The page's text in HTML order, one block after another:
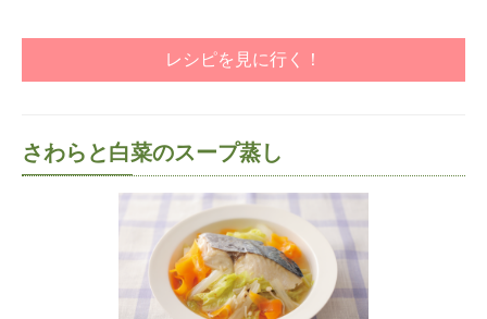
レシピを見に行く！
さわらと白菜のスープ蒸し